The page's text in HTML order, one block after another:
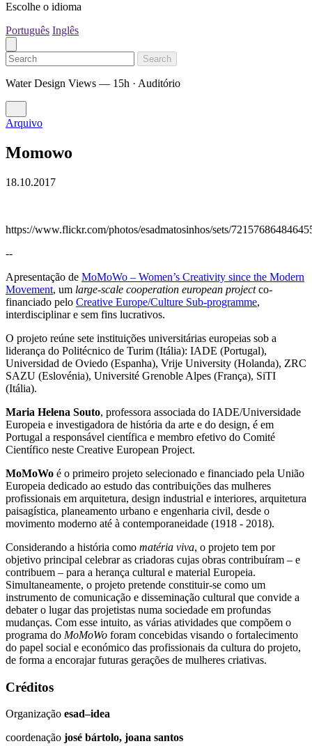
Escolhe o idioma
Português Inglês
Search
Water Design Views — 15h · Auditório
Arquivo
Momowo
18.10.2017
https://www.flickr.com/photos/esadmatosinhos/sets/
--
Apresentação de MoMoWo – Women’s Creativity since the Modern
Movement, um large-scale cooperation european projectco-
financiado pelo Creative Europe/Culture Sub-programme,
interdisciplinar e sem fins lucrativos.
O projeto reúne sete instituições universitárias europeias sob a
liderança do Politécnico de Turim (Itália): IADE (Portugal),
Universidad de Oviedo (Espanha), Vrije University (Holanda), ZRC
SAZU (Eslovénia), Université Grenoble Alpes (França), SiTI
(Itália).
Maria Helena Souto, professora associada do IADE/Universidade
Europeia e investigadora de história da arte e do design, é em
Portugal a responsável científica e membro efetivo do Comité
Científico neste Creative European Project.
MoMoWo é o primeiro projeto selecionado e financiado pela União
Europeia dedicado ao estudo das contribuições das mulheres
profissionais em arquitetura, design industrial e interiores, arquitetura
paisagística, planeamento urbano e engenharia civil, desde o
movimento moderno até à contemporaneidade (1918 - 2018).
Considerando a história como matéria viva, o projeto tem por
objetivo principal celebrar as criadoras cujas obras contribuíram – e
contribuem – para a herança cultural e material Europeia.
Simultaneamente, o projeto pretende constituir-se como um
instrumento de comunicação e disseminação cultural que convide a
debater o lugar das projetistas numa sociedade em profundas
mudanças. Com esse intuito, as várias atividades que compõem o
programa do MoMoWo foram concebidas visando o fortalecimento
do papel social e económico das profissionais da cultura do projeto,
de forma a encorajar futuras gerações de mulheres criativas.
Créditos
Organização esad–idea
coordenação josé bártolo, joana santos